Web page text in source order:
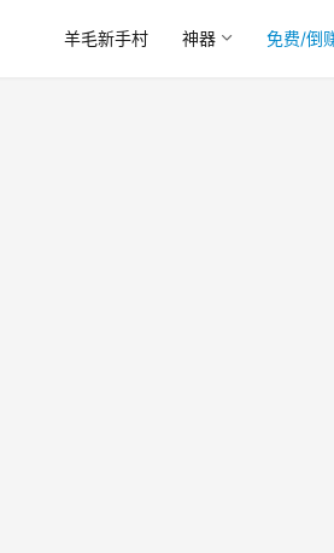
羊毛新手村 神器 免费/倒